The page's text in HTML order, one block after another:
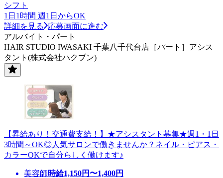
シフト
1日1時間 週1日からOK
詳細を見る
応募画面に進む
アルバイト・パート
HAIR STUDIO IWASAKI 千葉八千代台店［パート］アシス
タント(株式会社ハクブン)
【昇給あり！交通費支給！】★アシスタント募集★週1・1日
3時間～OK◎人気サロンで働きませんか？ネイル・ピアス・
カラーOKで自分らしく働けます♪
美容師時給1,150円〜1,400円